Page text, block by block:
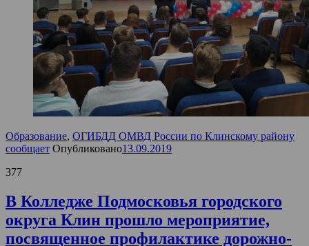
Образование, ОГИБДД ОМВД России по Клинскому району
сообщает Опубликовано13.09.2019
377
В Колледже Подмосковья городского
округа Клин прошло мероприятие,
посвященное профилактике дорожно-